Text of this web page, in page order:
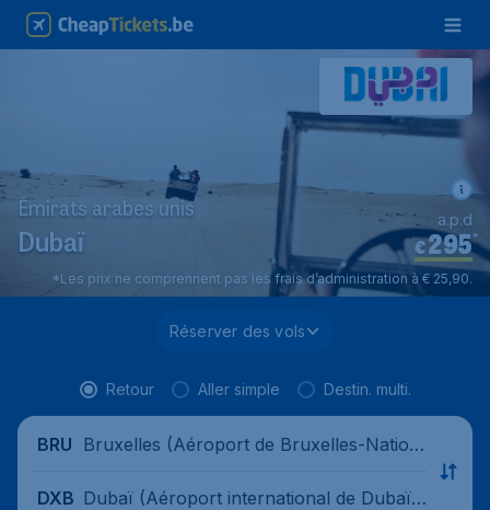
Émirats arabes unis
Dubaï €295*
a.p.d
*Les prix ne comprennent pas les frais d’administration à € 25,90.
Réserver des vols
Retour Aller simple Destin. multi.
BRU Bruxelles (Aéroport de Bruxelles-Nation
DXB Dubaï (Aéroport international de Dubaï),